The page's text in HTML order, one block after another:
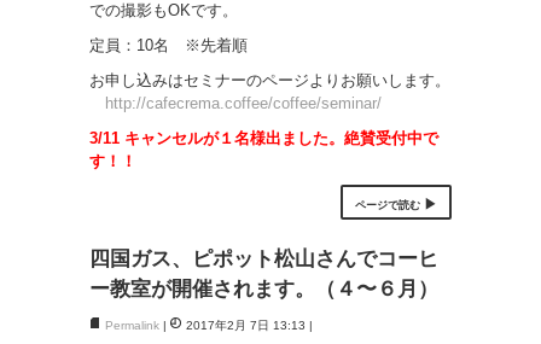
での撮影もOKです。
定員：10名 ※先着順
お申し込みはセミナーのページよりお願いします。
http://cafecrema.coffee/coffee/seminar/
3/11 キャンセルが１名様出ました。絶賛受付中で
す！！
ページで読む
四国ガス、ピポット松山さんでコーヒ
ー教室が開催されます。（４〜６月）
Permalink 2017年2月 7日 13:13